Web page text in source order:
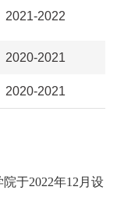
2021-2022
2020-2021
2020-2021
于2022年12月设